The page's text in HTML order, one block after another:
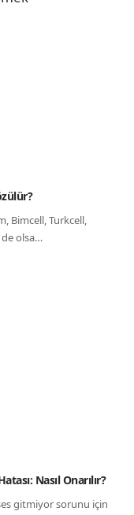
Bimcell, Turkcell,
olsa…
Nasıl Onarılır?
gitmiyor sorunu için